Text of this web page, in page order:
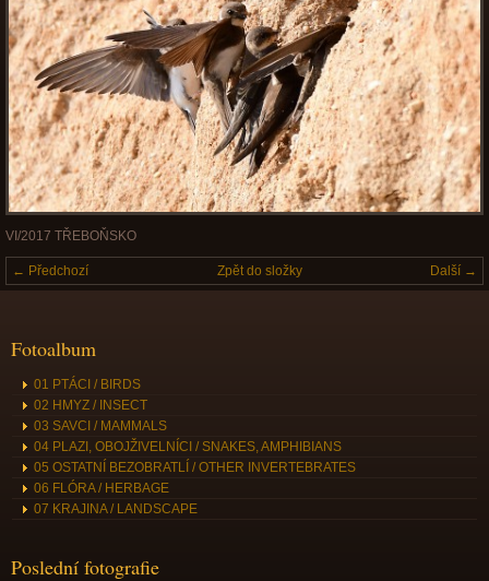
VI/2017 TŘEBOŇSKO
← Předchozí Další →
Zpět do složky
Fotoalbum
01 PTÁCI / BIRDS
02 HMYZ / INSECT
03 SAVCI / MAMMALS
04 PLAZI, OBOJŽIVELNÍCI / SNAKES, AMPHIBIANS
05 OSTATNÍ BEZOBRATLÍ / OTHER INVERTEBRATES
06 FLÓRA / HERBAGE
07 KRAJINA / LANDSCAPE
Poslední fotografie